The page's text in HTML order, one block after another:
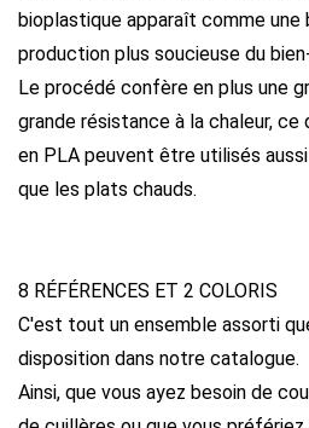
bioplastique apparaît comme
production plus soucieuse du
Le procédé confère en plus une
grande résistance à la chaleur,
en PLA peuvent être utilisés
que les plats chauds.
8 RÉFÉRENCES ET 2 COLORIS
C'est tout un ensemble assorti
disposition dans notre catalogue.
Ainsi, que vous ayez besoin de